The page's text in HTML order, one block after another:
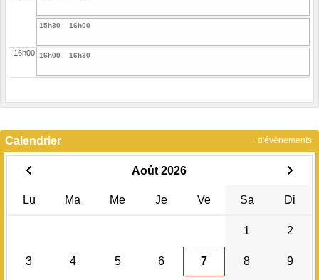
16h00
18h00
15h30 – 16h00
16h00 – 16h30
17h30 – 18h00
18h30 – 19h00
19h30 – 20h00
Calendrier
Août 2026
Lu Ma Me Je Ve Sa Di
1 2
3 4 5 6 7 8 9
+ d'évènements